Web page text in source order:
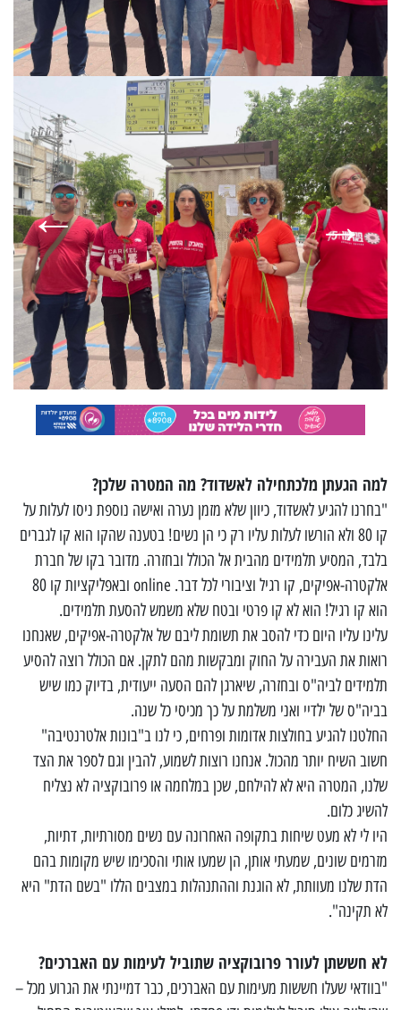
למה הגעתן מלכתחילה לאשדוד? מה המטרה שלכן?
"בחרנו להגיע לאשדוד, כיוון שלא מזמן נערה ואישה נוספת ניסו לעלות על
קו 80 ולא הורשו לעלות עליו רק כי הן נשים! בטענה שהקו הוא קו לגברים
בלבד, המסיע תלמידים מהבית אל הכולל ובחזרה. מדובר בקו של חברת
אלקטרה-אפיקים, קו רגיל וציבורי לכל דבר. online ובאפליקציות קו 80
הוא קו רגיל! הוא לא קו פרטי ובטח שלא משמש להסעת תלמידים.
עלינו עליו היום כדי להסב את תשומת ליבם של אלקטרה-אפיקים, שאנחנו
רואות את העבירה על החוק ומבקשות מהם לתקן. אם הכולל רוצה להסיע
תלמידים לביה"ס ובחזרה, שיארגן להם הסעה ייעודית, בדיוק כמו שיש
בביה"ס של ילדיי ואני משלמת על כך מכיסי כל שנה.
החלטנו להגיע בחולצות אדומות ופרחים, כי לנו ב"בונות אלטרנטיבה"
חשוב השיח יותר מהכול. אנחנו רוצות לשמוע, להבין וגם לספר את הצד
שלנו, המטרה היא לא להילחם, שכן במלחמה או פרובוקציה לא נצליח
להשיג כלום.
היו לי לא מעט שיחות בתקופה האחרונה עם נשים מסורתיות, דתיות,
מזרמים שונים, שמעתי אותן, הן שמעו אותי והסכימו שיש מקומות בהם
הדת שלנו מעוותת, לא הוגנת וההתנהלות במצבים הללו "בשם הדת" היא
לא תקינה".
לא חששתן לעורר פרובוקציה שתוביל לעימות עם האברכים?
"בוודאי שעלו חששות מעימות עם האברכים, כבר דמיינתי את הגרוע מכל –